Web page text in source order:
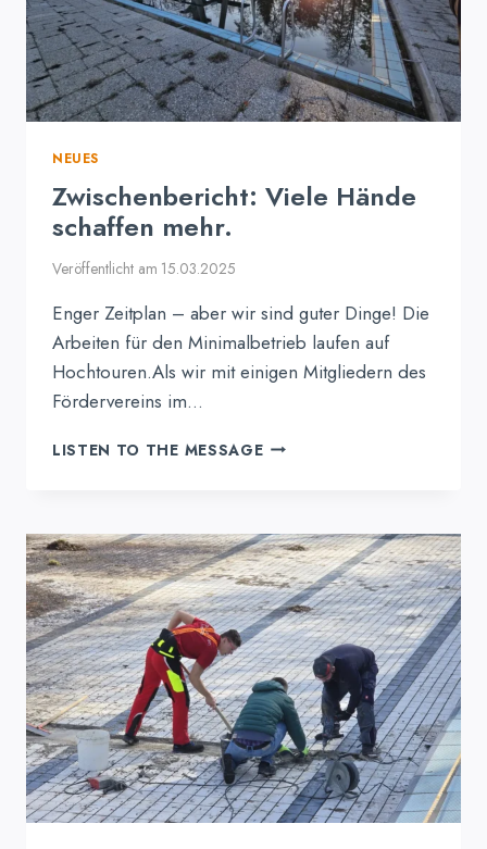
NEUES
Zwischenbericht: Viele Hände
schaffen mehr.
Veröffentlicht am 15.03.2025
Enger Zeitplan – aber wir sind guter Dinge! Die
Arbeiten für den Minimalbetrieb laufen auf
Hochtouren.Als wir mit einigen Mitgliedern des
Fördervereins im…
LISTEN TO THE MESSAGEZWISCHENBERICHT:
MEHR.